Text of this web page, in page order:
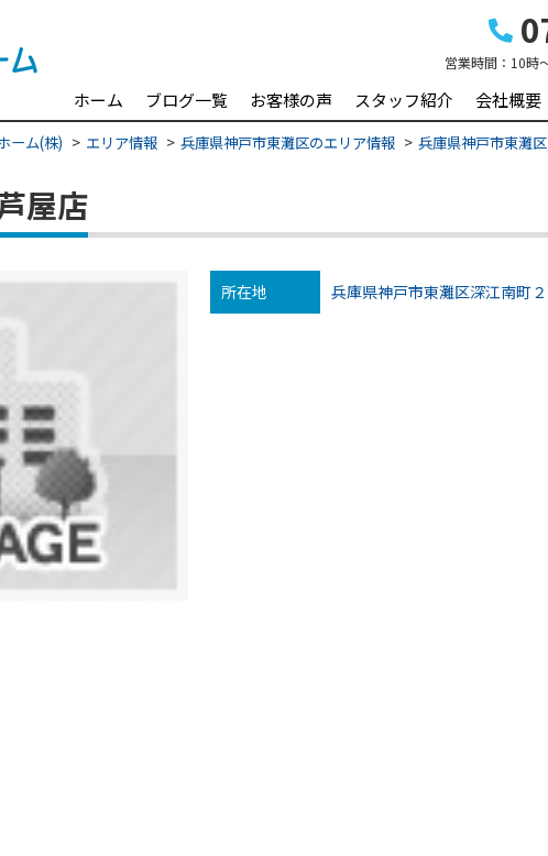
営業時間： 10時
ホーム ブログ一覧 お客様の声 スタッフ紹介 会社概要
ーム(株) エリア情報 兵庫県神戸市東灘区のエリア情報
兵庫県神戸市東灘
屋店
所在地 兵庫県神戸市東灘区深江南町